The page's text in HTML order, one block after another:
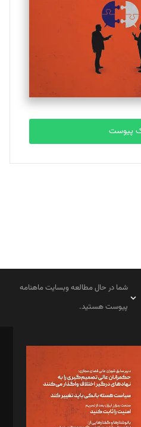
پیوست
شما در حال مطالعه وبسایت ماهنامه
پیوست هستید.